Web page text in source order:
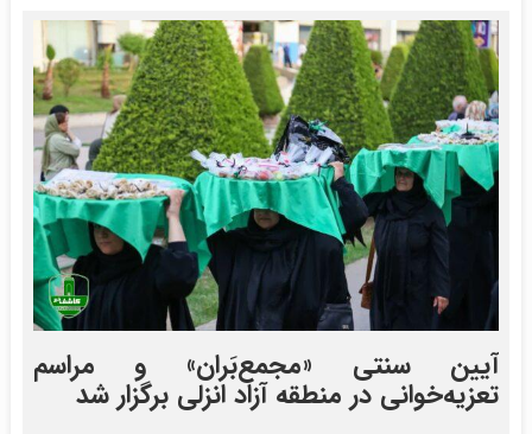
آیین سنتی «مجمع‌بَران» و مراسم
تعزیه‌خوانی در منطقه آزاد انزلی برگزار شد